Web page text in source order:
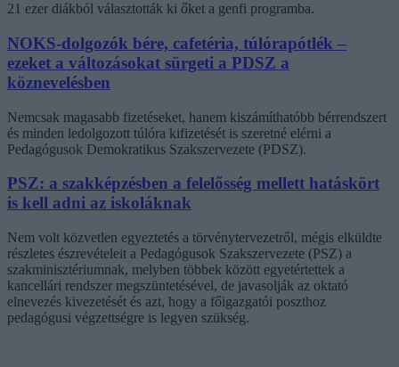
21 ezer diákból választották ki őket a genfi programba.
NOKS-dolgozók bére, cafetéria, túlórapótlék –
ezeket a változásokat sürgeti a PDSZ a
köznevelésben
Nemcsak magasabb fizetéseket, hanem kiszámíthatóbb bérrendszert
és minden ledolgozott túlóra kifizetését is szeretné elérni a
Pedagógusok Demokratikus Szakszervezete (PDSZ).
PSZ: a szakképzésben a felelősség mellett hatáskört
is kell adni az iskoláknak
Nem volt közvetlen egyeztetés a törvénytervezetről, mégis elküldte
részletes észrevételeit a Pedagógusok Szakszervezete (PSZ) a
szakminisztériumnak, melyben többek között egyetértettek a
kancellári rendszer megszüntetésével, de javasolják az oktató
elnevezés kivezetését és azt, hogy a főigazgatói poszthoz
pedagógusi végzettségre is legyen szükség.